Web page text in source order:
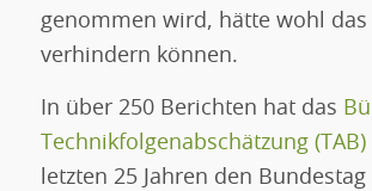
genommen wird, hätte wohl
verhindern können.
In über 250 Berichten hat das
Technikfolgenabschätzung (TAB)
letzten 25 Jahren den